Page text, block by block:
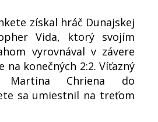
získal hráč Dunajskej
Vida, ktorý svojím
vyrovnával v závere
na konečných 2:2. Víťazný
Chriena do
sa umiestnil na treťom